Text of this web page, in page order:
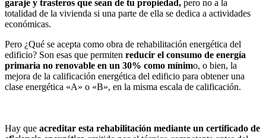
garaje y trasteros que sean de tu propiedad, pero no a la
totalidad de la vivienda si una parte de ella se dedica a actividades
económicas.
Pero ¿Qué se acepta como obra de rehabilitación energética del
edificio? Son esas que permiten reducir el consumo de energía
primaria no renovable en un 30% como mínimo, o bien, la
mejora de la calificación energética del edificio para obtener una
clase energética «A» o «B», en la misma escala de calificación.
Hay que acreditar esta rehabilitación mediante un certificado de